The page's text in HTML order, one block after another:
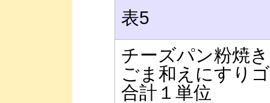
表5
チーズパン粉焼
ごま和えにすり
合計１単位